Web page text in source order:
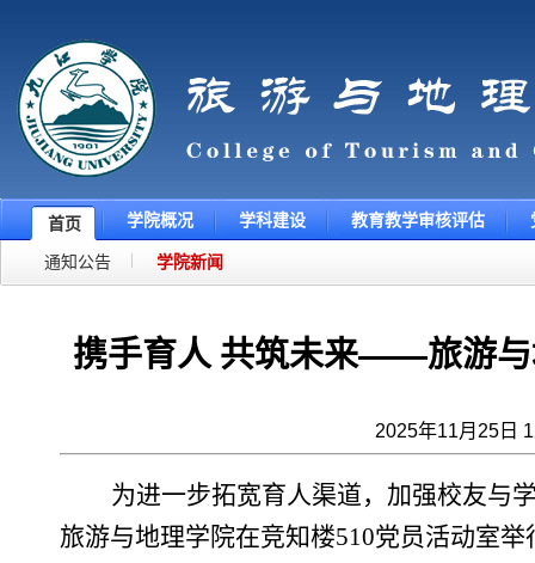
首页 学院概况 学科建设 教育教学审核评估
通知公告 学院新闻
携手育人 共筑未来——旅游
2025年11月25日
为进一步拓宽育人渠道，加强校友与
旅游与地理学院在竞知楼510党员活动室举